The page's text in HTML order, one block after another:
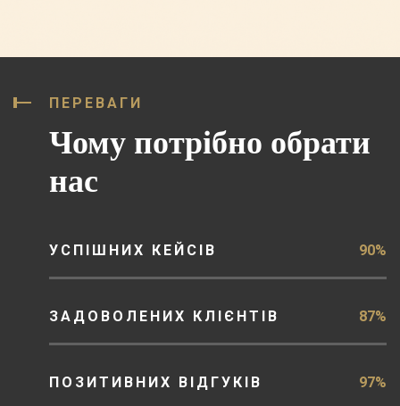
ПЕРЕВАГИ
Чому потрібно обрати
нас
УСПІШНИХ КЕЙСІВ 90%
ЗАДОВОЛЕНИХ КЛІЄНТІВ 87%
ПОЗИТИВНИХ ВІДГУКІВ 97%